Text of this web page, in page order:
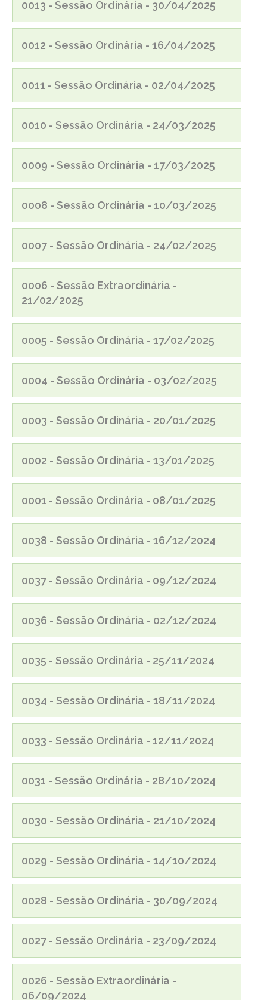
0013 - Sessão Ordinária - 30/04/2025
0012 - Sessão Ordinária - 16/04/2025
0011 - Sessão Ordinária - 02/04/2025
0010 - Sessão Ordinária - 24/03/2025
0009 - Sessão Ordinária - 17/03/2025
0008 - Sessão Ordinária - 10/03/2025
0007 - Sessão Ordinária - 24/02/2025
0006 - Sessão Extraordinária -
21/02/2025
0005 - Sessão Ordinária - 17/02/2025
0004 - Sessão Ordinária - 03/02/2025
0003 - Sessão Ordinária - 20/01/2025
0002 - Sessão Ordinária - 13/01/2025
0001 - Sessão Ordinária - 08/01/2025
0038 - Sessão Ordinária - 16/12/2024
0037 - Sessão Ordinária - 09/12/2024
0036 - Sessão Ordinária - 02/12/2024
0035 - Sessão Ordinária - 25/11/2024
0034 - Sessão Ordinária - 18/11/2024
0033 - Sessão Ordinária - 12/11/2024
0031 - Sessão Ordinária - 28/10/2024
0030 - Sessão Ordinária - 21/10/2024
0029 - Sessão Ordinária - 14/10/2024
0028 - Sessão Ordinária - 30/09/2024
0027 - Sessão Ordinária - 23/09/2024
0026 - Sessão Extraordinária -
06/09/2024